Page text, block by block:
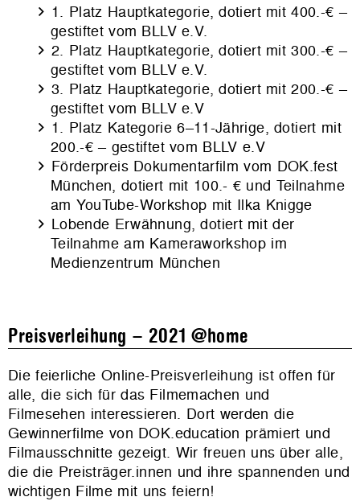
1. Platz Hauptkategorie, dotiert mit 400.-€ –
gestiftet vom BLLV e.V.
2. Platz Hauptkategorie, dotiert mit 300.-€ –
gestiftet vom BLLV e.V.
3. Platz Hauptkategorie, dotiert mit 200.-€ –
gestiftet vom BLLV e.V
1. Platz Kategorie 6–11-Jährige, dotiert mit
200.-€ – gestiftet vom BLLV e.V
Förderpreis Dokumentarfilm vom DOK.fest
München, dotiert mit 100.- € und Teilnahme
am YouTube-Workshop mit Ilka Knigge
Lobende Erwähnung, dotiert mit der
Teilnahme am Kameraworkshop im
Medienzentrum München
Preisverleihung – 2021 @home
Die feierliche Online-Preisverleihung ist offen für
alle, die sich für das Filmemachen und
Filmesehen interessieren. Dort werden die
Gewinnerfilme von DOK.education prämiert und
Filmausschnitte gezeigt. Wir freuen uns über alle,
die die Preisträger.innen und ihre spannenden und
wichtigen Filme mit uns feiern!